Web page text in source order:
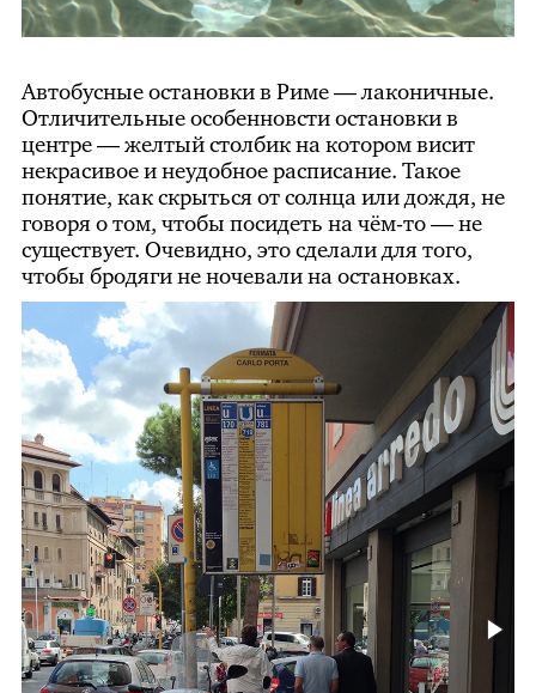
Автобусные остановки в Риме — лаконичные.
Отличительные особенновсти остановки в
центре — желтый столбик на котором висит
некрасивое и неудобное расписание. Такое
понятие, как скрыться от солнца или дождя, не
говоря о том, чтобы посидеть на чём-то — не
существует. Очевидно, это сделали для того,
чтобы бродяги не ночевали на остановках.